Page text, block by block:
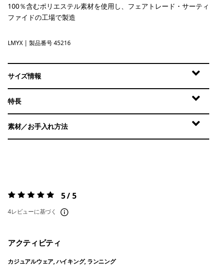
100％含むポリエステル素材を使用し、フェアトレード・サーティ
ファイドの工場で製造
Limestone Yellow - Light Limestone Yellow X-Dye
LMYX | 製品番号 45216
サイズ情報
特長
素材／お手入れ方法
評価:5 / 5 5 / 5
4レビューに基づく
アクティビティ
カジュアルウェア, ハイキング, ランニング